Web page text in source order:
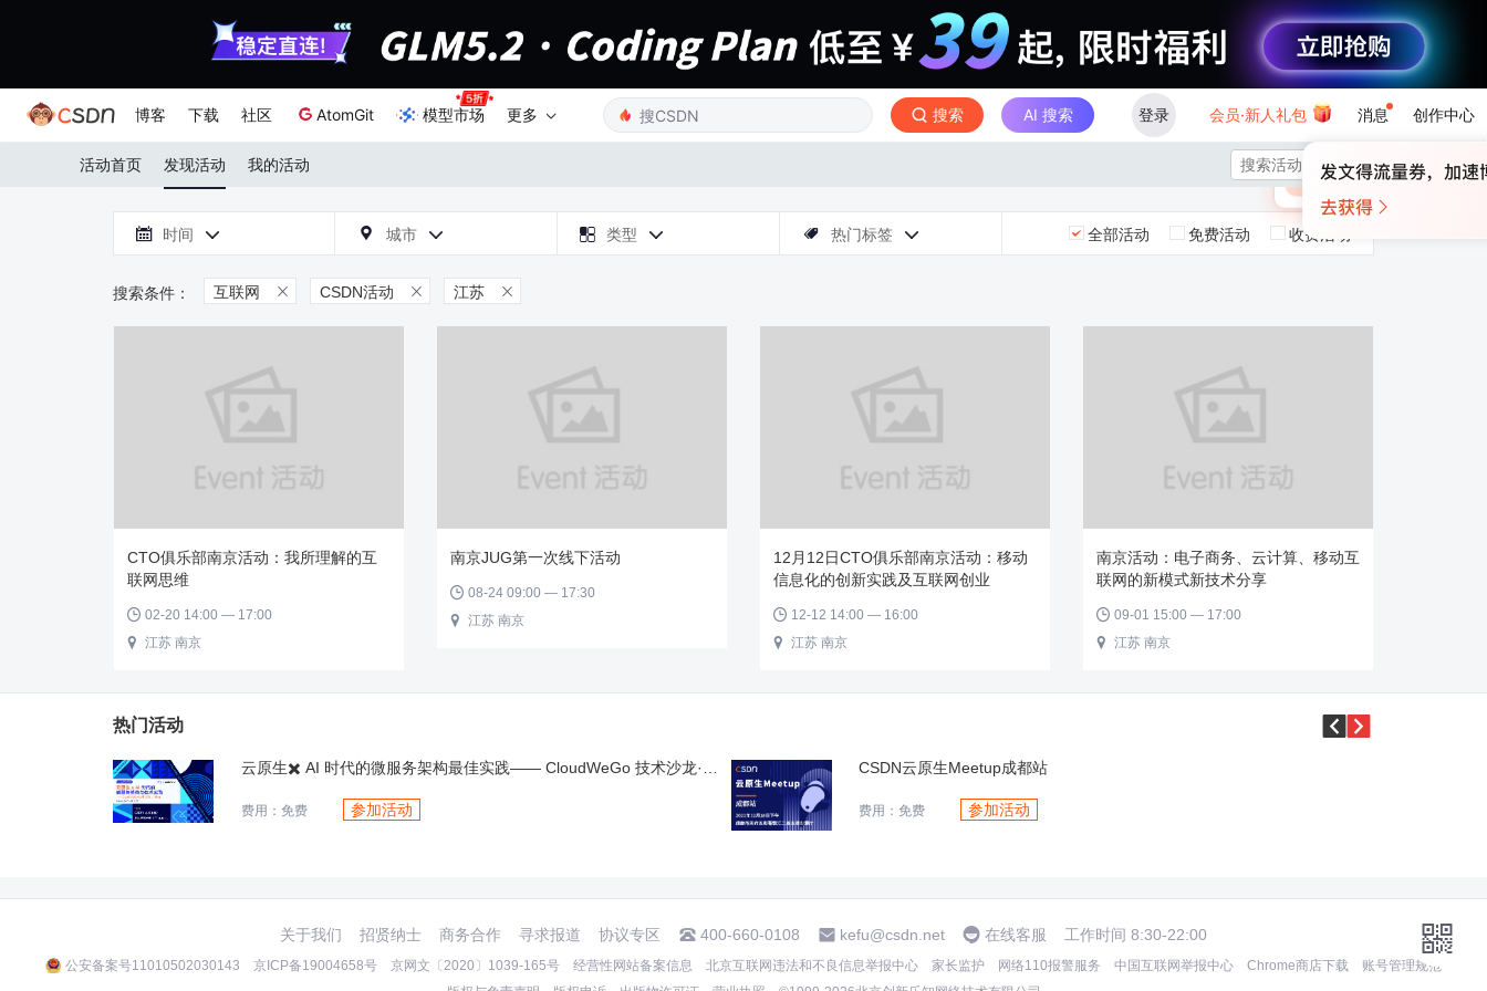
博客 下载 社区 AtomGit 模型市场 更多 搜索 AI 搜索 登录 会员·新人礼包 消息 创作中心
×
🎁
未登录
活动首页 发现活动 我的活动 
 时间   城市   类型   热门标签  全部活动 免费活动 收费活动
互联网  CSDN活动  江苏 
CTO俱乐部南京活动：我所理解的互
联网思维
 02-20 14:00 — 17:00
 江苏 南京
南京JUG第一次线下活动
 08-24 09:00 — 17:30
 江苏 南京
12月12日CTO俱乐部南京活动：移动
信息化的创新实践及互联网创业
 12-12 14:00 — 16:00
 江苏 南京
南京活动：电子商务、云计算、移动互
联网的新模式新技术分享
 09-01 15:00 — 17:00
 江苏 南京
热门活动 
费用：免费 参加活动
CSDN云原生Meetup成都站
费用：免费 参加活动

关于我们 招贤纳士 商务合作 寻求报道 协议专区 400-660-0108 kefu@csdn.net 在线客服 工作时间 8:30-22:00
公安备案号11010502030143 京ICP备19004658号 京网文〔2020〕1039-165号 经营性网站备案信息 北京互联网违法和不良信息举报中心 家长监护 网络110报警服务 中国互联网举报中心 Chrome商店下载
账号管理规范